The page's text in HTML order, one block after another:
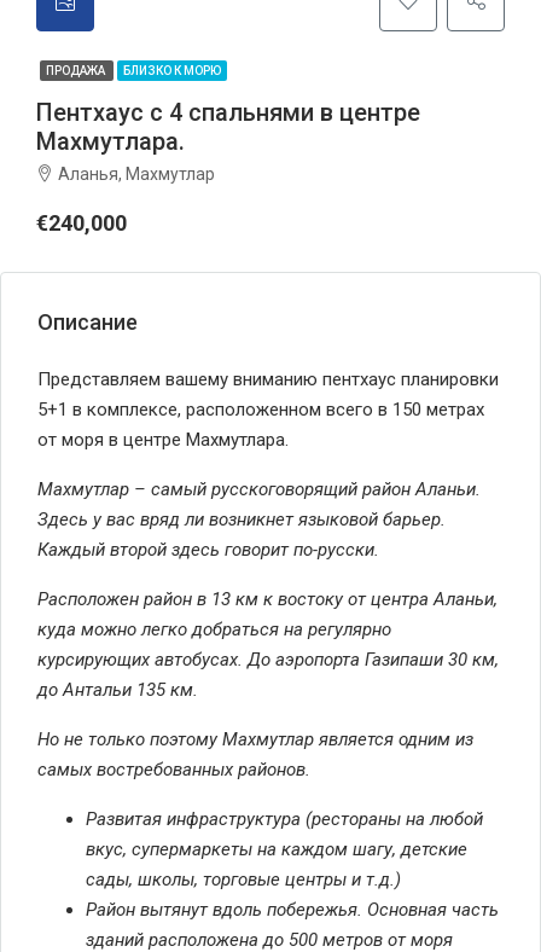
ПРОДАЖА БЛИЗКО К МОРЮ
Пентхаус с 4 спальнями в центре
Махмутлара.
Аланья, Махмутлар
€240,000
Описание
Представляем вашему вниманию пентхаус планировки
5+1 в комплексе, расположенном всего в 150 метрах
от моря в центре Махмутлара.
Махмутлар – самый русскоговорящий район Аланьи.
Здесь у вас вряд ли возникнет языковой барьер.
Каждый второй здесь говорит по-русски.
Расположен район в 13 км к востоку от центра Аланьи,
куда можно легко добраться на регулярно
курсирующих автобусах. До аэропорта Газипаши 30 км,
до Антальи 135 км.
Но не только поэтому Махмутлар является одним из
самых востребованных районов.
Развитая инфраструктура (рестораны на любой
вкус, супермаркеты на каждом шагу, детские
сады, школы, торговые центры и т.д.)
Район вытянут вдоль побережья. Основная часть
зданий расположена до 500 метров от моря